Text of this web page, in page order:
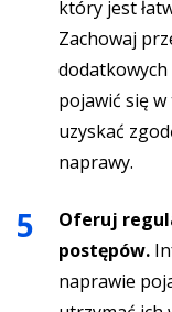
który jest
Zachowaj
pojawić się
uzyskać
naprawy.
Oferuj
postępów.
naprawie